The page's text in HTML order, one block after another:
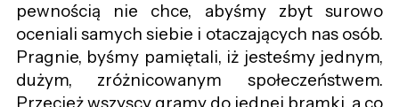
pewnością nie chce, abyśmy zbyt surowo
oceniali samych siebie i otaczających nas osób.
Pragnie, byśmy pamiętali, iż jesteśmy jednym,
dużym, zróżnicowanym społeczeństwem.